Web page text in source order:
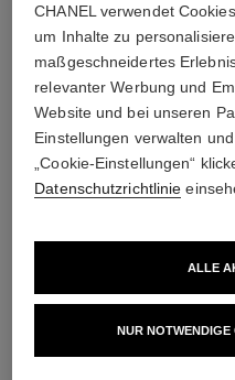
CHANEL verwendet
um Inhalte zu
maßgeschneidertes
relevanter Werbung und
Website und bei unseren
Einstellungen verwalten
„Cookie-Einstellungen“
Datenschutzrichtlinie
NUR
ALLE